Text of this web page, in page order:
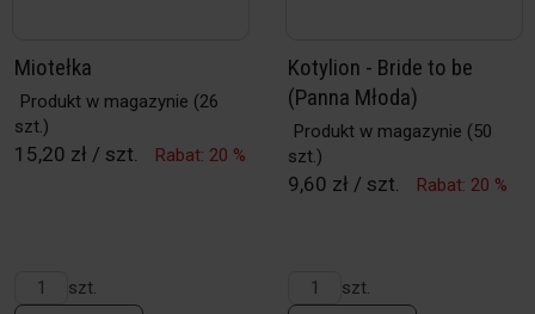
Miotełka
Produkt w magazynie (26
szt.)
15,20 zł / szt. Rabat: 20 %
szt.
Kotylion - Bride to be
(Panna Młoda)
Produkt w magazynie (50
szt.)
9,60 zł / szt. Rabat: 20 %
szt.